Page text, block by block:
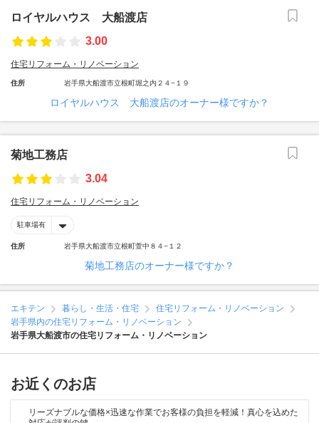
ロイヤルハウス 大船渡店
3.00
住宅リフォーム・リノベーション
住所 岩手県大船渡市立根町堀之内２４−１９
ロイヤルハウス 大船渡店のオーナー様ですか？
菊地工務店
3.04
住宅リフォーム・リノベーション
駐車場有
住所 岩手県大船渡市立根町萱中８４−１２
菊地工務店のオーナー様ですか？
エキテン 暮らし・生活・住宅
住宅リフォーム・リノベーション
岩手県内の住宅リフォーム・リノベーション
岩手県大船渡市の住宅リフォーム・リノベーション
お近くのお店
リーズナブルな価格×迅速な作業でお客様の負担を軽減！真心を込めた